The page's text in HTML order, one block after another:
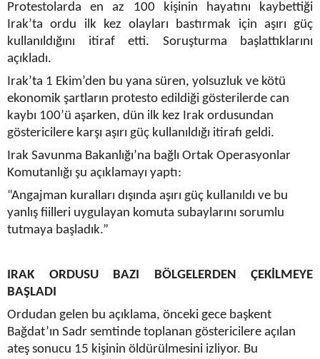
Protestolarda en az 100 kişinin hayatını kaybettiği
Irak’ta ordu ilk kez olayları bastırmak için aşırı güç
kullanıldığını itiraf etti. Soruşturma başlattıklarını
açıkladı.
Irak’ta 1 Ekim’den bu yana süren, yolsuzluk ve kötü
ekonomik şartların protesto edildiği gösterilerde can
kaybı 100’ü aşarken, dün ilk kez Irak ordusundan
göstericilere karşı aşırı güç kullanıldığı itirafı geldi.
Irak Savunma Bakanlığı’na bağlı Ortak Operasyonlar
Komutanlığı şu açıklamayı yaptı:
“Angajman kuralları dışında aşırı güç kullanıldı ve bu
yanlış fiilleri uygulayan komuta subaylarını sorumlu
tutmaya başladık.”
IRAK ORDUSU BAZI BÖLGELERDEN ÇEKİLMEYE
BAŞLADI
Ordudan gelen bu açıklama, önceki gece başkent
Bağdat’ın Sadr semtinde toplanan göstericilere açılan
ateş sonucu 15 kişinin öldürülmesini izliyor. Bu